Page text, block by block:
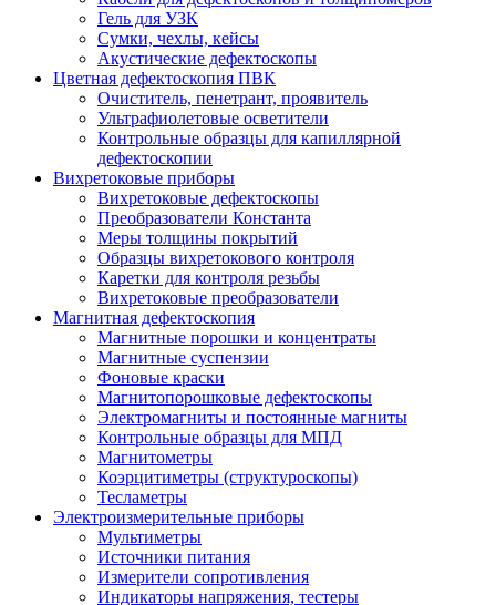
Гель для УЗК
Сумки, чехлы, кейсы
Акустические дефектоскопы
Цветная дефектоскопия ПВК
Очиститель, пенетрант, проявитель
Ультрафиолетовые осветители
Контрольные образцы для капиллярной
дефектоскопии
Вихретоковые приборы
Вихретоковые дефектоскопы
Преобразователи Константа
Меры толщины покрытий
Образцы вихретокового контроля
Каретки для контроля резьбы
Вихретоковые преобразователи
Магнитная дефектоскопия
Магнитные порошки и концентраты
Магнитные суспензии
Фоновые краски
Магнитопорошковые дефектоскопы
Электромагниты и постоянные магниты
Контрольные образцы для МПД
Магнитометры
Коэрцитиметры (структуроскопы)
Тесламетры
Электроизмерительные приборы
Мультиметры
Источники питания
Измерители сопротивления
Индикаторы напряжения, тестеры